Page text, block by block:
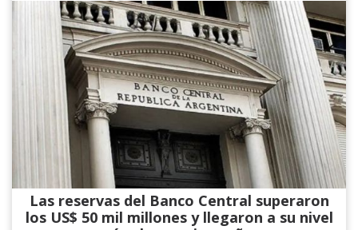
Las reservas del Banco Central superaron
los US$ 50 mil millones y llegaron a su nivel